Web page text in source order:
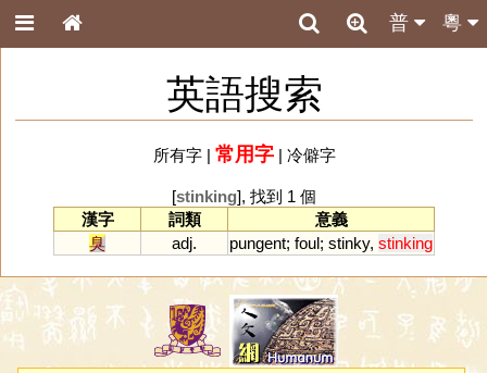
粵
普
英語搜索
所有字| 常用字| 冷僻字
[stinking], 找到 1 個
漢字
詞類
意義
臭
adj. pungent; foul; stinky, stinking